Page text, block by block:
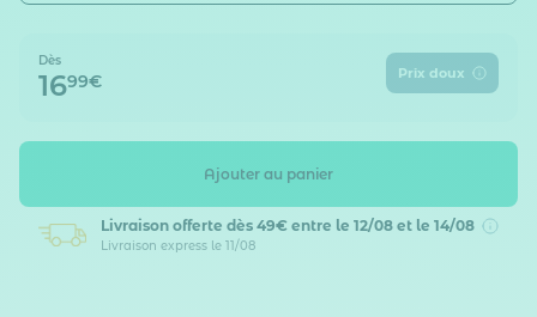
Dès
1699€ Prix doux
Ajouter au panier
Livraison offerte dès 49€ entre le 12/08 et le 14/08
Livraison express le 11/08